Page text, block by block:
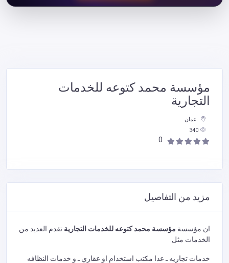
مؤسسة محمد كتوعه للخدمات
التجارية
عمان
340
0
مزيد من التفاصيل
ان مؤسسة مؤسسة محمد كتوعه للخدمات التجارية تقدم العديد من
الخدمات مثل
خدمات تجاريه ـ عدا مكتب استخدام او عقاري ـ و خدمات النظافه